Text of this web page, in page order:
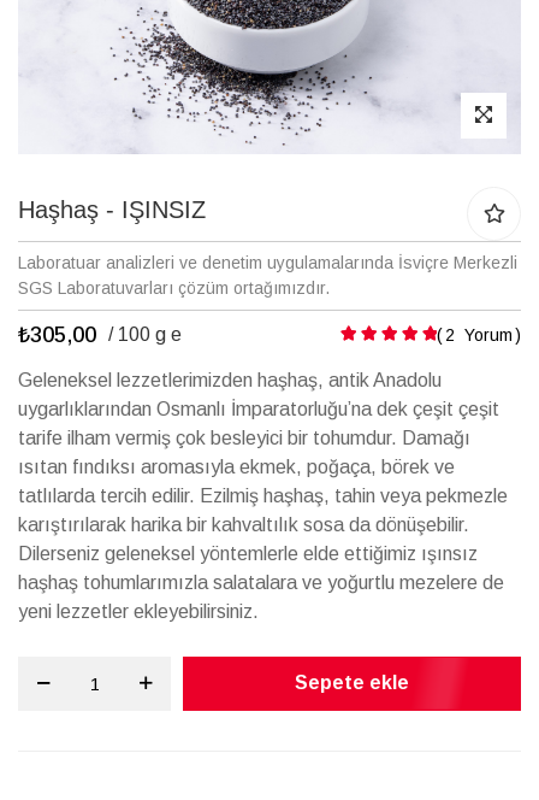
galerisinin
atla
Haşhaş - IŞINSIZ
Laboratuar analizleri ve denetim uygulamalarında İsviçre Merkezli
SGS Laboratuvarları çözüm ortağımızdır.
₺305,00 / 100 g e Puanlama: 2 Yorum
Geleneksel lezzetlerimizden haşhaş, antik Anadolu
uygarlıklarından Osmanlı İmparatorluğu’na dek çeşit çeşit
tarife ilham vermiş çok besleyici bir tohumdur. Damağı
ısıtan fındıksı aromasıyla ekmek, poğaça, börek ve
tatlılarda tercih edilir. Ezilmiş haşhaş, tahin veya pekmezle
karıştırılarak harika bir kahvaltılık sosa da dönüşebilir.
Dilerseniz geleneksel yöntemlerle elde ettiğimiz ışınsız
haşhaş tohumlarımızla salatalara ve yoğurtlu mezelere de
yeni lezzetler ekleyebilirsiniz.
Sepete ekle